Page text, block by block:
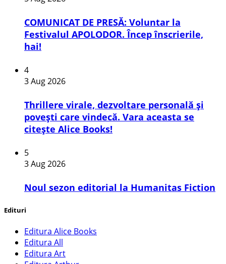
COMUNICAT DE PRESĂ: Voluntar la
Festivalul APOLODOR. Încep înscrierile,
hai!
4
3 Aug 2026
Thrillere virale, dezvoltare personală și
povești care vindecă. Vara aceasta se
citește Alice Books!
5
3 Aug 2026
​Noul sezon editorial la Humanitas Fiction
Edituri
Editura Alice Books
Editura All
Editura Art